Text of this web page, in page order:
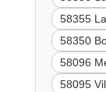
58355
58350
58096
58095